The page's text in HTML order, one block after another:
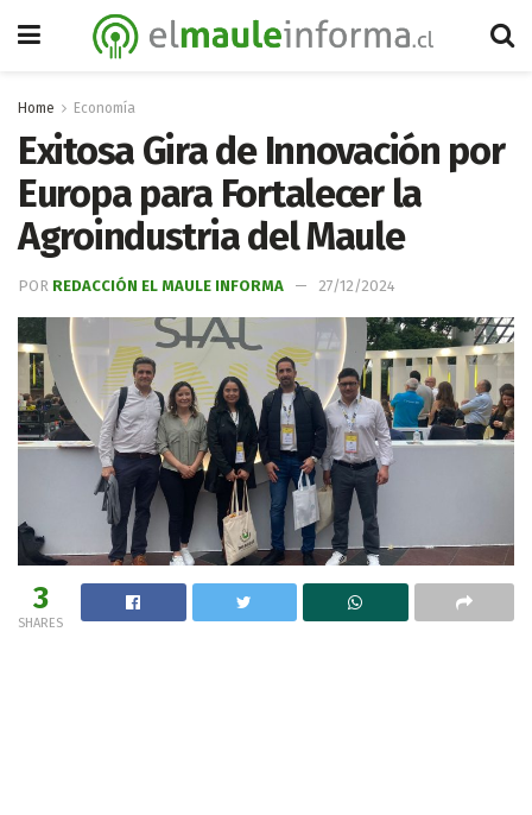
Home Economía
Exitosa Gira de Innovación por
Europa para Fortalecer la
Agroindustria del Maule
POR REDACCIÓN EL MAULE INFORMA 27/12/2024
3
SHARES